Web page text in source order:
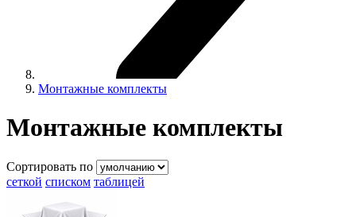
Монтажные комплекты
Монтажные комплекты
Сортировать по
сеткой списком таблицей